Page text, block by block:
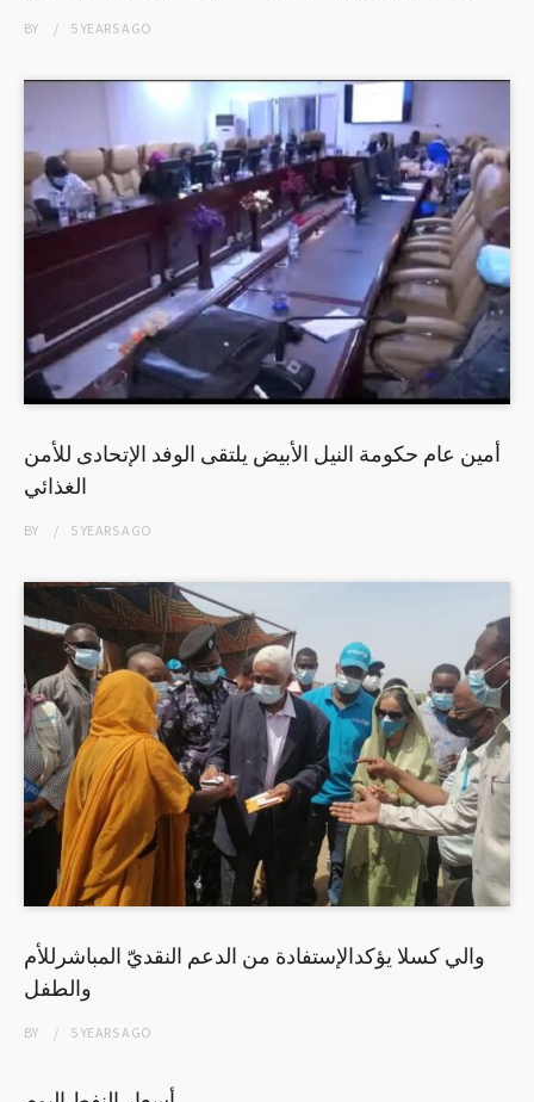
BY 5 YEARSAGO
أمين عام حكومة النيل الأبيض يلتقى الوفد الإتحادى للأمن
الغذائي
BY 5 YEARSAGO
والي كسلا يؤكدالإستفادة من الدعم النقديّ المباشرللأم
والطفل
BY 5 YEARSAGO